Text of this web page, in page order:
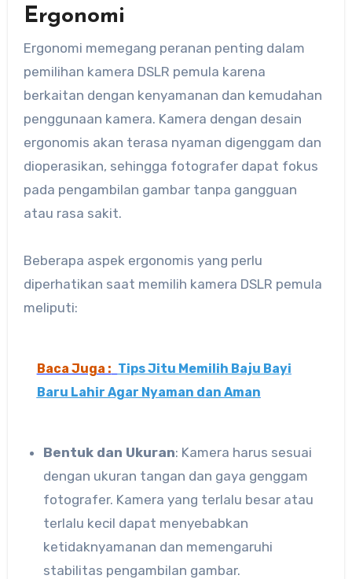
Ergonomi
Ergonomi memegang peranan penting dalam
pemilihan kamera DSLR pemula karena
berkaitan dengan kenyamanan dan kemudahan
penggunaan kamera. Kamera dengan desain
ergonomis akan terasa nyaman digenggam dan
dioperasikan, sehingga fotografer dapat fokus
pada pengambilan gambar tanpa gangguan
atau rasa sakit.
Beberapa aspek ergonomis yang perlu
diperhatikan saat memilih kamera DSLR pemula
meliputi:
Baca Juga : Tips Jitu Memilih Baju Bayi
Baru Lahir Agar Nyaman dan Aman
Bentuk dan Ukuran: Kamera harus sesuai
dengan ukuran tangan dan gaya genggam
fotografer. Kamera yang terlalu besar atau
terlalu kecil dapat menyebabkan
ketidaknyamanan dan memengaruhi
stabilitas pengambilan gambar.